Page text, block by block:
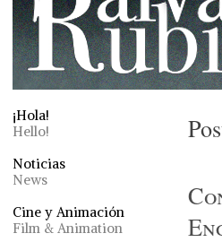
¡Hola!
Hello!
Noticias
News
Cine y Animación
Film & Animation